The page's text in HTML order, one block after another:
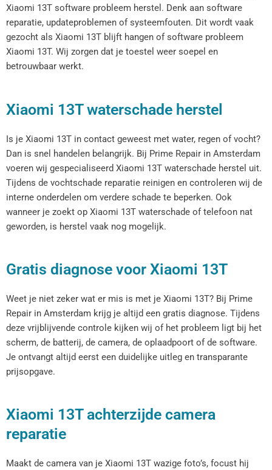
Xiaomi 13T software probleem herstel. Denk aan software
reparatie, updateproblemen of systeemfouten. Dit wordt vaak
gezocht als Xiaomi 13T blijft hangen of software probleem
Xiaomi 13T. Wij zorgen dat je toestel weer soepel en
betrouwbaar werkt.
Xiaomi 13T waterschade herstel
Is je Xiaomi 13T in contact geweest met water, regen of vocht?
Dan is snel handelen belangrijk. Bij Prime Repair in Amsterdam
voeren wij gespecialiseerd Xiaomi 13T waterschade herstel uit.
Tijdens de vochtschade reparatie reinigen en controleren wij de
interne onderdelen om verdere schade te beperken. Ook
wanneer je zoekt op Xiaomi 13T waterschade of telefoon nat
geworden, is herstel vaak nog mogelijk.
Gratis diagnose voor Xiaomi 13T
Weet je niet zeker wat er mis is met je Xiaomi 13T? Bij Prime
Repair in Amsterdam krijg je altijd een gratis diagnose. Tijdens
deze vrijblijvende controle kijken wij of het probleem ligt bij het
scherm, de batterij, de camera, de oplaadpoort of de software.
Je ontvangt altijd eerst een duidelijke uitleg en transparante
prijsopgave.
Xiaomi 13T achterzijde camera
reparatie
Maakt de camera van je Xiaomi 13T wazige foto’s, focust hij